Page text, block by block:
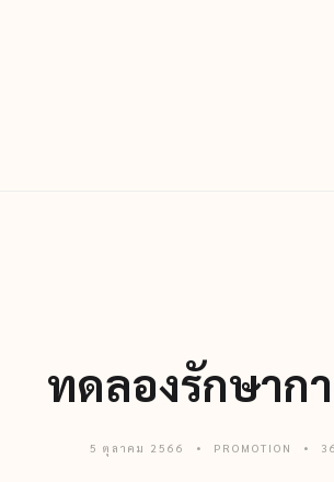
ทดลองรักษาก
5 ตุลาคม 2566 PROMOTION